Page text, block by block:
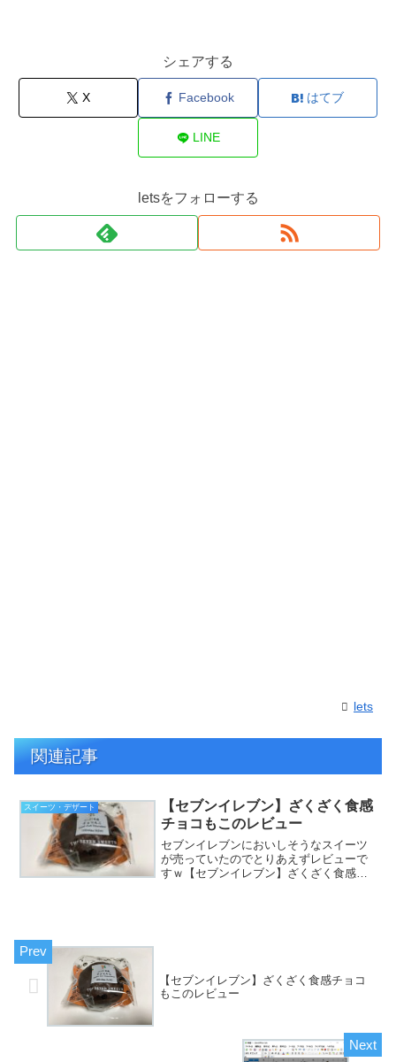
シェアする
X Facebook はてブ
LINE
letsをフォローする
lets
関連記事
スイーツ・デザート
【セブンイレブン】ざくざく食感
チョコもこのレビュー
セブンイレブンにおいしそうなスイーツ
が売っていたのでとりあえずレビューで
すｗ【セブンイレブン】ざくざく食感チ
【セブンイレブン】ざくざく食感チョコ
もこのレビュー